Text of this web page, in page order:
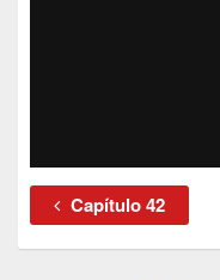
Capítulo 42